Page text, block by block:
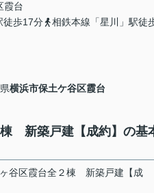
霞台
徒歩17分
相鉄本線「星川」駅徒
横浜市保土ケ谷区霞台
新築戸建【成約】の基
谷区霞台全２棟 新築戸建【成